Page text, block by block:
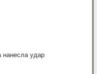
нанесла удар